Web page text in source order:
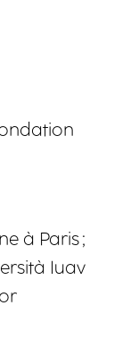
à Paris ;
Iuav